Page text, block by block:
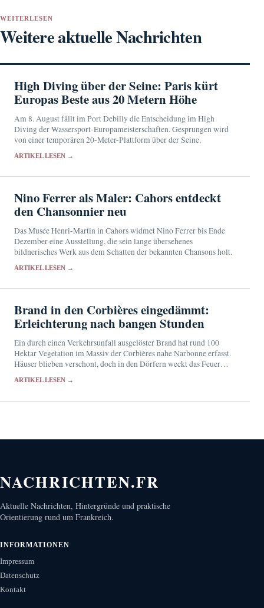
WEITERLESEN
Weitere aktuelle Nachrichten
High Diving über der Seine: Paris kürt
Europas Beste aus 20 Metern Höhe
Am 8. August fällt im Port Debilly die Entscheidung im High
Diving der Wassersport-Europameisterschaften. Gesprungen wird
von einer temporären 20-Meter-Plattform über der Seine.
ARTIKEL LESEN →
Nino Ferrer als Maler: Cahors entdeckt
den Chansonnier neu
Das Musée Henri-Martin in Cahors widmet Nino Ferrer bis Ende
Dezember eine Ausstellung, die sein lange übersehenes
bildnerisches Werk aus dem Schatten der bekannten Chansons holt.
ARTIKEL LESEN →
Brand in den Corbières eingedämmt:
Erleichterung nach bangen Stunden
Ein durch einen Verkehrsunfall ausgelöster Brand hat rund 100
Hektar Vegetation im Massiv der Corbières nahe Narbonne erfasst.
Häuser blieben verschont, doch in den Dörfern weckt das Feuer
ARTIKEL LESEN →
NACHRICHTEN.FR
Aktuelle Nachrichten, Hintergründe und praktische
Orientierung rund um Frankreich.
INFORMATIONEN
Impressum
Datenschutz
Kontakt